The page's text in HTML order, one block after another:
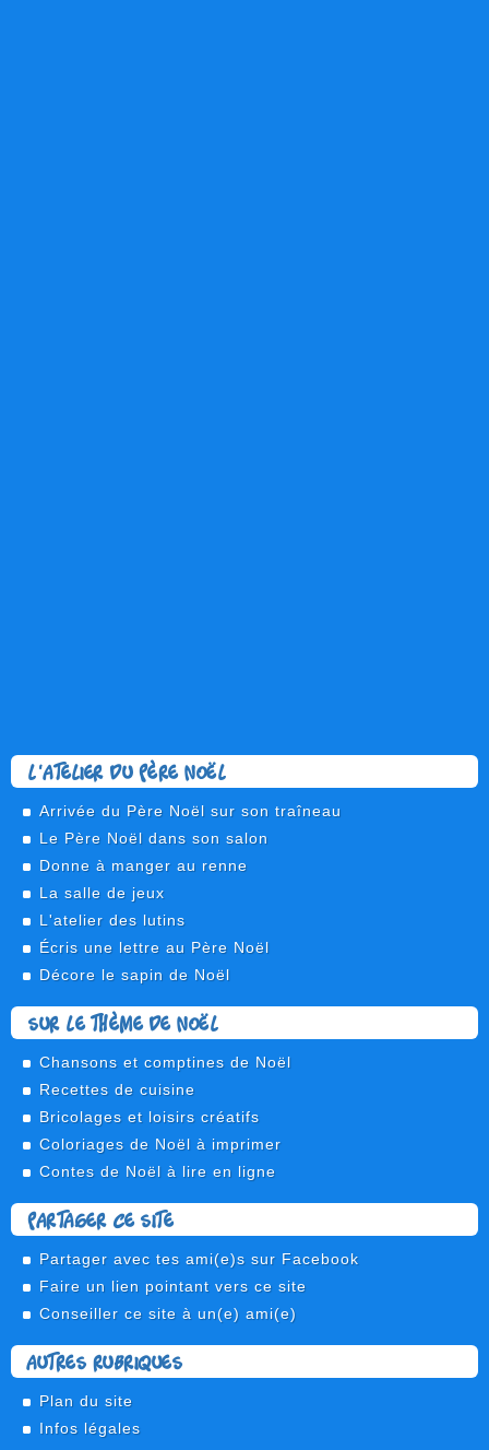
L'atelier du Père Noël
Arrivée du Père Noël sur son traîneau
Le Père Noël dans son salon
Donne à manger au renne
La salle de jeux
L'atelier des lutins
Écris une lettre au Père Noël
Décore le sapin de Noël
Sur le thème de Noël
Chansons et comptines de Noël
Recettes de cuisine
Bricolages et loisirs créatifs
Coloriages de Noël à imprimer
Contes de Noël à lire en ligne
Partager ce site
Partager avec tes ami(e)s sur Facebook
Faire un lien pointant vers ce site
Conseiller ce site à un(e) ami(e)
Autres rubriques
Plan du site
Infos légales